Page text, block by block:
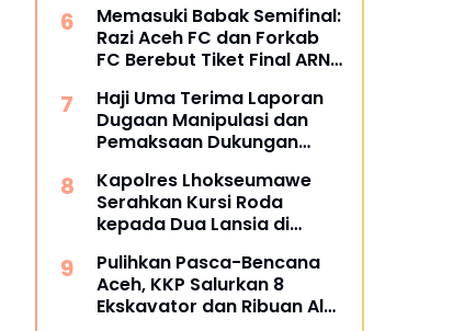
Memasuki Babak Semifinal:
Razi Aceh FC dan Forkab
FC Berebut Tiket Final ARN
Haji Uma Terima Laporan
Dugaan Manipulasi dan
Pemaksaan Dukungan
Tambang di Beutong Ateuh
Banggalang
Kapolres Lhokseumawe
Serahkan Kursi Roda
kepada Dua Lansia di
Izzah
Pulihkan Pasca-Bencana
Aceh, KKP Salurkan 8
Ekskavator dan Ribuan Alat